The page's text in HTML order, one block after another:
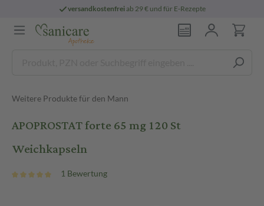
versandkostenfreiab 29 € und für E-Rezepte
Weitere Produkte für den Mann
APOPROSTAT forte 65 mg 120 St
Weichkapseln
1 Bewertung